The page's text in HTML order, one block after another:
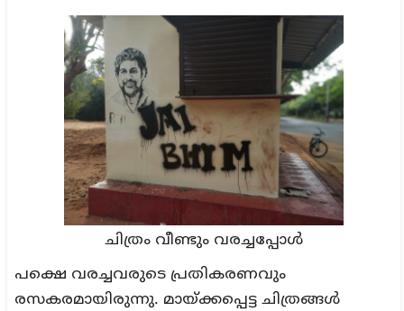
ചിത്രം വീണ്ടും വരച്ചപ്പോൾ
പക്ഷെ വരച്ചവരുടെ പ്രതികരണവും
രസകരമായിരുന്നു. മായ്ക്കപ്പെട്ട ചിത്രങ്ങൾ